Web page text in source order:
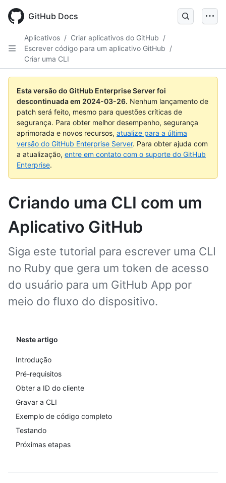
main
GitHub Docs
Aplicativos / Criar aplicativos do GitHub /
Escrever código para um aplicativo GitHub /
Criar uma CLI
Esta versão do GitHub Enterprise Server foi
descontinuada em 2024-03-26. Nenhum lançamento de
patch será feito, mesmo para questões críticas de
segurança. Para obter melhor desempenho, segurança
aprimorada e novos recursos, atualize para a última
versão do GitHub Enterprise Server. Para obter ajuda com
a atualização, entre em contato com o suporte do GitHub
Enterprise.
Criando uma CLI com um
Aplicativo GitHub
Siga este tutorial para escrever uma CLI
no Ruby que gera um token de acesso
do usuário para um GitHub App por
meio do fluxo do dispositivo.
Neste artigo
Introdução
Pré-requisitos
Obter a ID do cliente
Gravar a CLI
Exemplo de código completo
Testando
Próximas etapas